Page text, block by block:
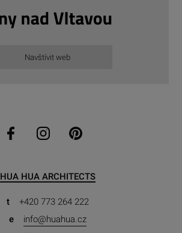
Navštívit web
HUA HUA ARCHITECTS
t
+420 773 264 222
e
info@huahua.cz